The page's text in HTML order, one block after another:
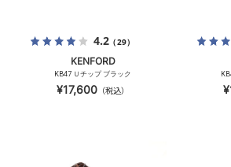
4.2（29）
KENFORD
KB47 Ｕチップ ブラック
¥17,600 （税込）